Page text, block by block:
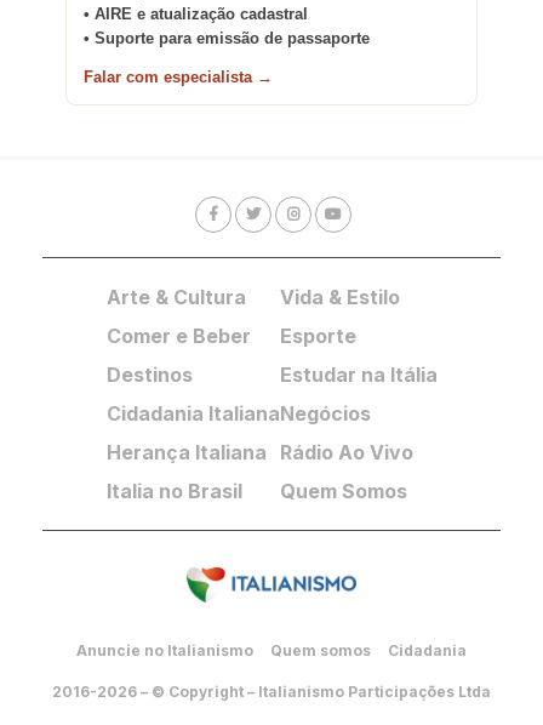
• AIRE e atualização cadastral
• Suporte para emissão de passaporte
Falar com especialista →
Arte & Cultura
Comer e Beber
Destinos
Cidadania Italiana
Herança Italiana
Italia no Brasil
Vida & Estilo
Esporte
Estudar na Itália
Negócios
Rádio Ao Vivo
Quem Somos
Anuncie no Italianismo Quem somos Cidadania
2016-2026 – © Copyright – Italianismo Participações Ltda